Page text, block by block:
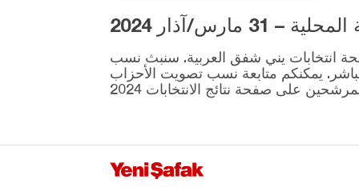
يايلاكوناك
أفيون قره حصار
أغري
أماصيا
أنطاليا
مارس/آذار 2024
المقرر إجراؤها في 31 مارس موجودة على صفحة انتخابات يني شفق العربية. سنبث نسب
ونتائج الانتخابات بشكل مباشر. يمكنكم متابعة نسب تصويت الأحزاب